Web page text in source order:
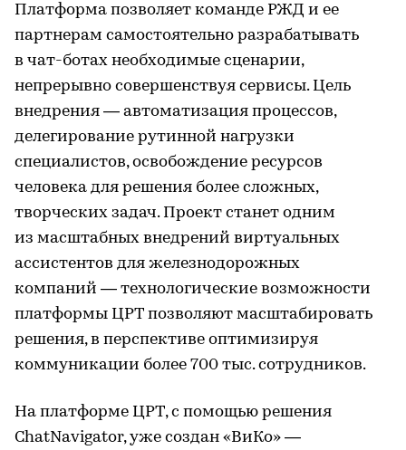
Платформа позволяет команде РЖД и ее
партнерам самостоятельно разрабатывать
в чат-ботах необходимые сценарии,
непрерывно совершенствуя сервисы. Цель
внедрения — автоматизация процессов,
делегирование рутинной нагрузки
специалистов, освобождение ресурсов
человека для решения более сложных,
творческих задач. Проект станет одним
из масштабных внедрений виртуальных
ассистентов для железнодорожных
компаний — технологические возможности
платформы ЦРТ позволяют масштабировать
решения, в перспективе оптимизируя
коммуникации более 700 тыс. сотрудников.
На платформе ЦРТ, с помощью решения
ChatNavigator, уже создан «ВиКо» —